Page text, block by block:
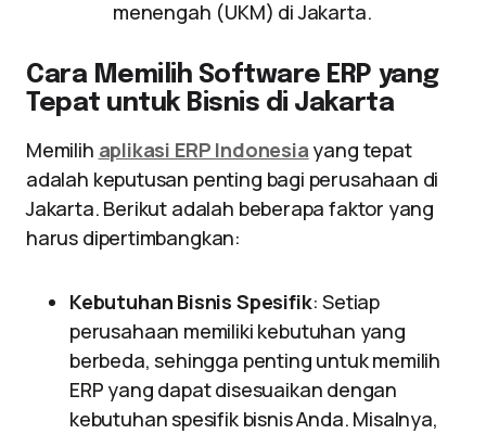
menengah (UKM) di Jakarta.
Cara Memilih Software ERP yang
Tepat untuk Bisnis di Jakarta
Memilih aplikasi ERP Indonesia yang tepat
adalah keputusan penting bagi perusahaan di
Jakarta. Berikut adalah beberapa faktor yang
harus dipertimbangkan:
Kebutuhan Bisnis Spesifik: Setiap
perusahaan memiliki kebutuhan yang
berbeda, sehingga penting untuk memilih
ERP yang dapat disesuaikan dengan
kebutuhan spesifik bisnis Anda. Misalnya,